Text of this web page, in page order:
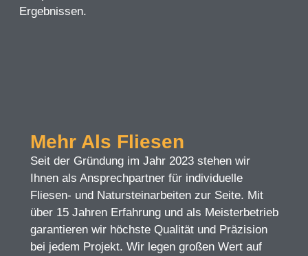
Ergebnissen.
Mehr Als Fliesen
Seit der Gründung im Jahr 2023 stehen wir
Ihnen als Ansprechpartner für individuelle
Fliesen- und Natursteinarbeiten zur Seite. Mit
über 15 Jahren Erfahrung und als Meisterbetrieb
garantieren wir höchste Qualität und Präzision
bei jedem Projekt. Wir legen großen Wert auf